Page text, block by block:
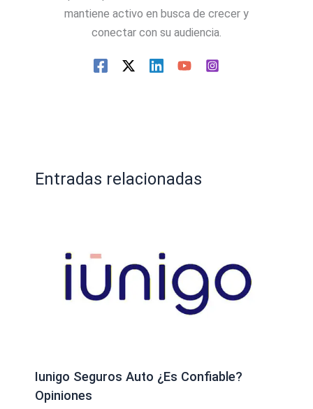
mantiene activo en busca de crecer y
conectar con su audiencia.
Entradas relacionadas
Iunigo Seguros Auto ¿Es Confiable?
Opiniones